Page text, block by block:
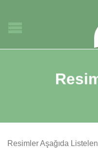
Resimler Aşağıda